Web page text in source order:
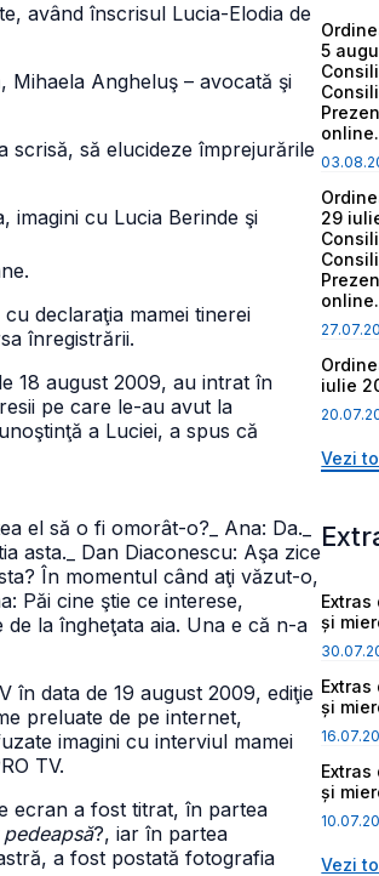
având înscrisul Lucia-Elodia de
Angheluş – avocată şi
să elucideze împrejurările
imagini cu Lucia Berinde şi
declaraţia mamei tinerei
înregistrării.
18 august 2009, au intrat în
pe care le-au avut la
a Luciei, a spus că
el să o fi omorât-o? _ Ana: Da.
asta. _ Dan Diaconescu: Aşa zice
În momentul când aţi văzut-o,
Păi cine ştie ce interese,
de la îngheţata aia. Una e că n-a
în data de 19 august 2009, ediţie
preluate de pe internet,
imagini cu interviul mamei
TV.
ecran a fost titrat, în partea
?, iar în partea
a fost postată fotografia
5
online.
29
online.
iulie
Vezi
și
și
și
Vezi